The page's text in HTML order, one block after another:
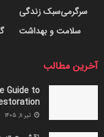
سبک زندگیسرگرمی
سلامت و بهداشت
آخرین مطالب
Guide to
تیر ۱۱, ۱۴۰۵